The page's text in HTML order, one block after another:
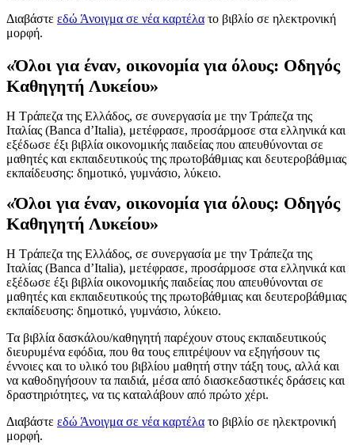
Διαβάστε εδώ Άνοιγμα σε νέα καρτέλα το βιβλίο σε ηλεκτρονική
μορφή.
«Όλοι για έναν, οικονομία για όλους: Οδηγός
Καθηγητή Λυκείου»
Η Τράπεζα της Ελλάδος, σε συνεργασία με την Τράπεζα της
Ιταλίας (Banca d’Italia), μετέφρασε, προσάρμοσε στα ελληνικά και
εξέδωσε έξι βιβλία οικονομικής παιδείας που απευθύνονται σε
μαθητές και εκπαιδευτικούς της πρωτοβάθμιας και δευτεροβάθμιας
εκπαίδευσης: δημοτικό, γυμνάσιο, λύκειο.
«Όλοι για έναν, οικονομία για όλους: Οδηγός
Καθηγητή Λυκείου»
Η Τράπεζα της Ελλάδος, σε συνεργασία με την Τράπεζα της
Ιταλίας (Banca d’Italia), μετέφρασε, προσάρμοσε στα ελληνικά και
εξέδωσε έξι βιβλία οικονομικής παιδείας που απευθύνονται σε
μαθητές και εκπαιδευτικούς της πρωτοβάθμιας και δευτεροβάθμιας
εκπαίδευσης: δημοτικό, γυμνάσιο, λύκειο.
Τα βιβλία δασκάλου/καθηγητή παρέχουν στους εκπαιδευτικούς
διευρυμένα εφόδια, που θα τους επιτρέψουν να εξηγήσουν τις
έννοιες και το υλικό του βιβλίου μαθητή στην τάξη τους, αλλά και
να καθοδηγήσουν τα παιδιά, μέσα από διασκεδαστικές δράσεις και
δραστηριότητες, να τις καταλάβουν από πρώτο χέρι.
Διαβάστε εδώ Άνοιγμα σε νέα καρτέλα το βιβλίο σε ηλεκτρονική
μορφή.